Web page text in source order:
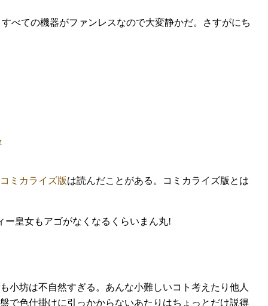
べての機器がファンレスなので大変静かだ。さすがにち
コミカライズ版は読んだことがある。コミカライズ版とは
皇女もアゴがなくなるくらいまん丸!
小坊は不自然すぎる。あんな小難しいコト考えたり他人
で色仕掛けに引っかからないあたりはちょっとだけ説得